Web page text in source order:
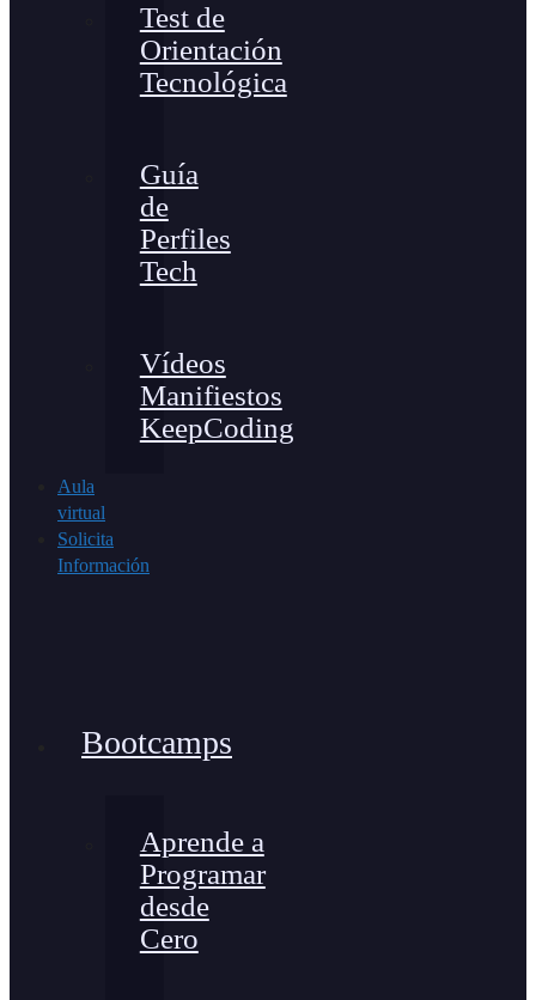
Test de
Orientación
Tecnológica
Guía
de
Perfiles
Tech
Vídeos
Manifiestos
KeepCoding
Aula
virtual
Solicita
Información
Bootcamps
Aprende a
Programar
desde
Cero